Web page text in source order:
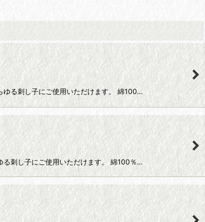
る刺し子にご使用いただけます。 綿100…
刺し子にご使用いただけます。 綿100％…